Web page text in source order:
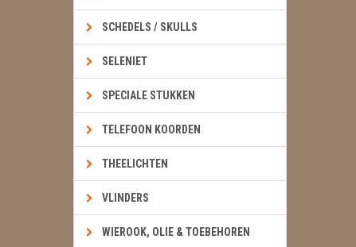
SCHEDELS / SKULLS
SELENIET
SPECIALE STUKKEN
TELEFOON KOORDEN
THEELICHTEN
VLINDERS
WIEROOK, OLIE & TOEBEHOREN